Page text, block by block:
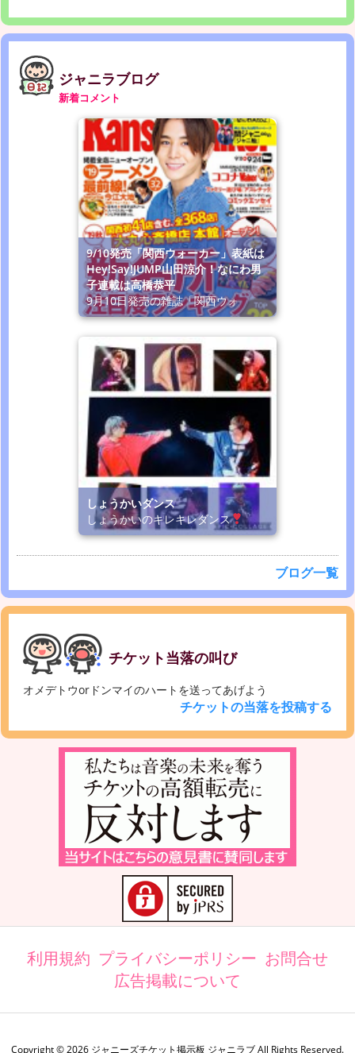
ジャニラブログ
新着コメント
9/10発売「関西ウォーカー」表紙は
Hey!Say!JUMP山田涼介！なにわ男
子連載は高橋恭平
9月10日発売の雑誌「関西ウォ
しょうかいダンス
しょうかいのキレキレダンス
ブログ一覧
チケット当落の叫び
オメデトウorドンマイのハートを送ってあげよう
チケットの当落を投稿する
利用規約 プライバシーポリシー お問合せ
広告掲載について
Copyright ©2026 ジャニーズチケット掲示板 ジャニラブAll Rights Reserved.